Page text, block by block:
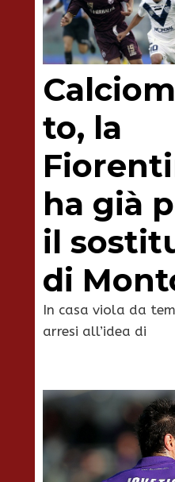
to, la
ha già
il
di
In casa viola da
arresi all’idea di